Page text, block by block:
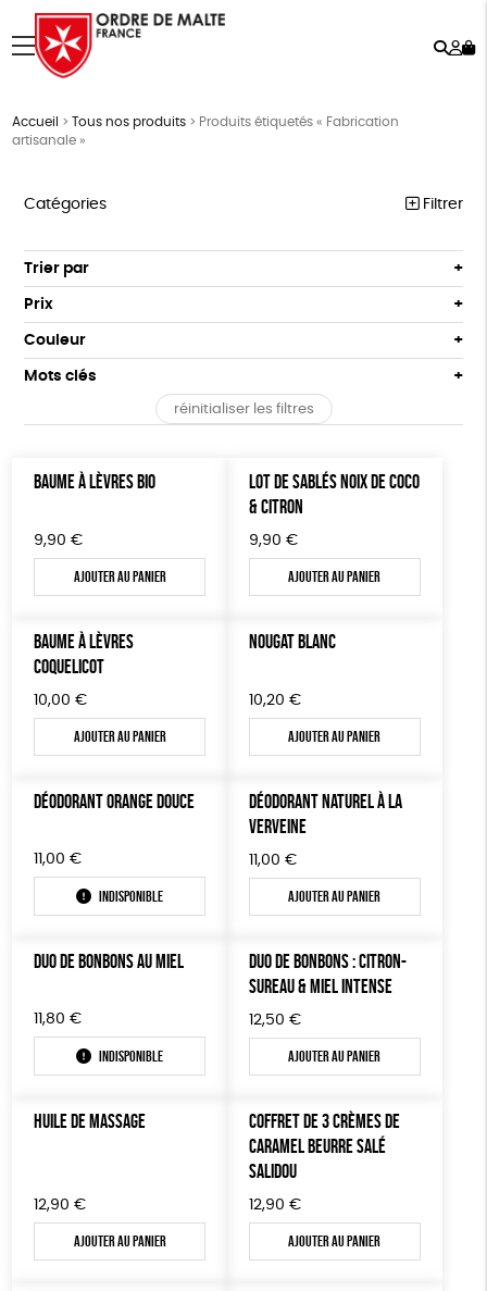
menu
Accueil >Tous nos produits > Produits étiquetés « Fabrication
artisanale »
Catégories Filtrer
NOTRE COLLECTION
ACCESSOIRES
MAISON
BIEN-ÊTRE
ÉPICERIE
JEUX
Trier par
Par défaut
Popularité
Prix : du - cher au + cher
Prix : du + cher au - cher
Prix
Tous
0 € - 50 €
Plus de 200€
Couleur
Blanc Pur
violet
Mots clés
Biodégradable Cosme Bio
Fabriqué en France
Agriculture Biologique Fairtrade
réinitialiser les filtres
BAUME À LÈVRES BIO
9,90 €
Ajouter au panier
LOT DE SABLÉS NOIX DE COCO
& CITRON
9,90 €
Ajouter au panier
BAUME À LÈVRES
COQUELICOT
10,00 €
Ajouter au panier
NOUGAT BLANC
10,20 €
Ajouter au panier
DÉODORANT ORANGE DOUCE
11,00 €
Indisponible
DÉODORANT NATUREL À LA
VERVEINE
11,00 €
Ajouter au panier
DUO DE BONBONS AU MIEL
11,80 €
Indisponible
DUO DE BONBONS : CITRON-
SUREAU & MIEL INTENSE
12,50 €
Ajouter au panier
HUILE DE MASSAGE
12,90 €
Ajouter au panier
COFFRET DE 3 CRÈMES DE
CARAMEL BEURRE SALÉ
SALIDOU
12,90 €
Ajouter au panier